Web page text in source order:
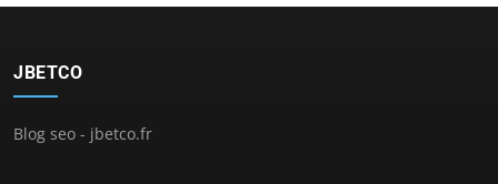
JBETCO
Blog seo - jbetco.fr